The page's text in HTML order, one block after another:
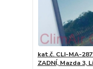
kat.č. CLI-MA-
ZADNÍ, Mazda 3,